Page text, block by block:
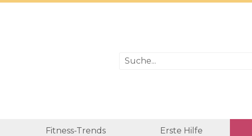
Fitness-Trends Erste Hilfe